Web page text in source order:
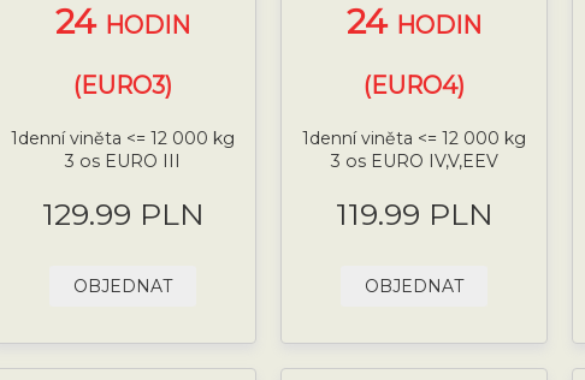
24 HODIN
(EURO3)
1denní viněta <= 12 000 kg
3 os EURO III
129.99 PLN
OBJEDNAT
24 HODIN
(EURO4)
1denní viněta <= 12 000 kg
3 os EURO IV,V,EEV
119.99 PLN
OBJEDNAT